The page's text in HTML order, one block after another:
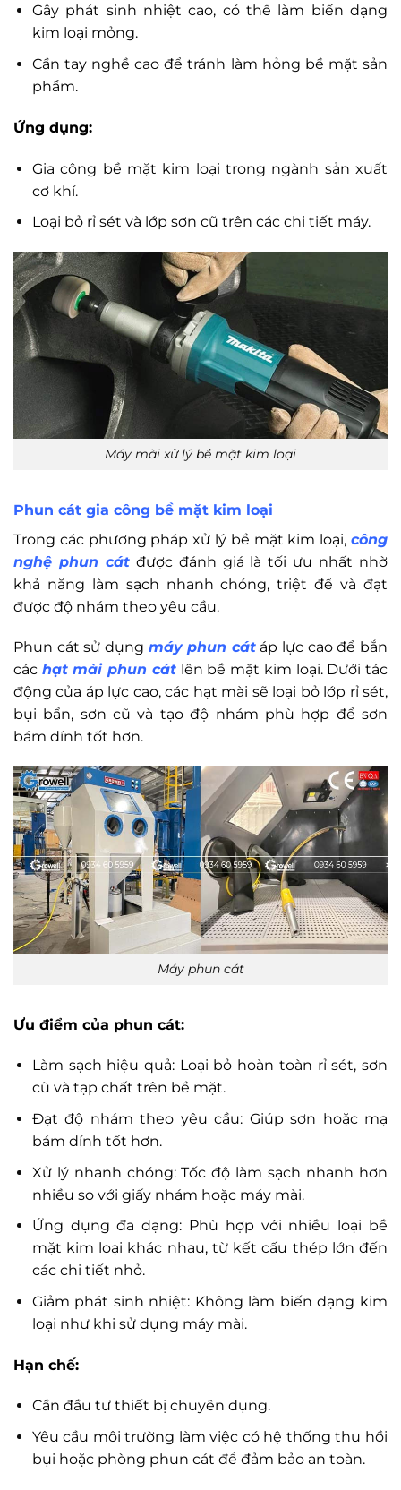
Gây phát sinh nhiệt cao, có thể làm biến dạng
kim loại mỏng.
Cần tay nghề cao để tránh làm hỏng bề mặt sản
phẩm.
Ứng dụng:
Gia công bề mặt kim loại trong ngành sản xuất
cơ khí.
Loại bỏ rỉ sét và lớp sơn cũ trên các chi tiết máy.
Máy mài xử lý bề mặt kim loại
Phun cát gia công bề mặt kim loại
Trong các phương pháp xử lý bề mặt kim loại, công
nghệ phun cátđược đánh giá là tối ưu nhất nhờ
khả năng làm sạch nhanh chóng, triệt để và đạt
được độ nhám theo yêu cầu.
Phun cát sử dụng máy phun cátáp lực cao để bắn
các hạt mài phun cátlên bề mặt kim loại. Dưới tác
động của áp lực cao, các hạt mài sẽ loại bỏ lớp rỉ sét,
bụi bẩn, sơn cũ và tạo độ nhám phù hợp để sơn
bám dính tốt hơn.
Máy phun cát
Ưu điểm của phun cát:
Làm sạch hiệu quả: Loại bỏ hoàn toàn rỉ sét, sơn
cũ và tạp chất trên bề mặt.
Đạt độ nhám theo yêu cầu: Giúp sơn hoặc mạ
bám dính tốt hơn.
Xử lý nhanh chóng: Tốc độ làm sạch nhanh hơn
nhiều so với giấy nhám hoặc máy mài.
Ứng dụng đa dạng: Phù hợp với nhiều loại bề
mặt kim loại khác nhau, từ kết cấu thép lớn đến
các chi tiết nhỏ.
Giảm phát sinh nhiệt: Không làm biến dạng kim
loại như khi sử dụng máy mài.
Hạn chế:
Cần đầu tư thiết bị chuyên dụng.
Yêu cầu môi trường làm việc có hệ thống thu hồi
bụi hoặc phòng phun cát để đảm bảo an toàn.